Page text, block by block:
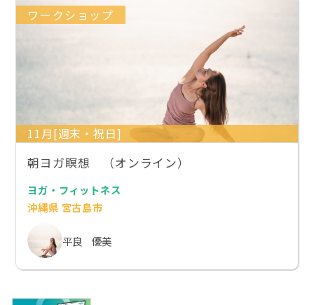
ワークショップ
11月[週末・祝日]
朝ヨガ瞑想 （オンライン）
ヨガ・フィットネス
沖縄県 宮古島市
平良 優美